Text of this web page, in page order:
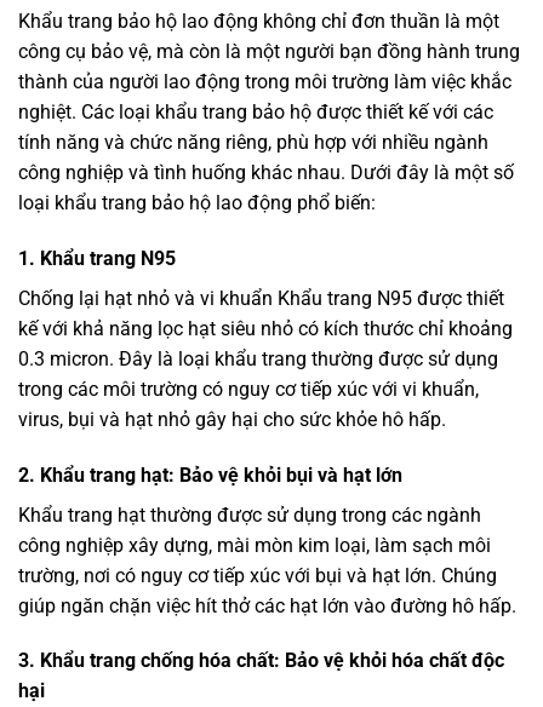
Khẩu trang bảo hộ lao động không chỉ đơn thuần là một
công cụ bảo vệ, mà còn là một người bạn đồng hành trung
thành của người lao động trong môi trường làm việc khắc
nghiệt. Các loại khẩu trang bảo hộ được thiết kế với các
tính năng và chức năng riêng, phù hợp với nhiều ngành
công nghiệp và tình huống khác nhau. Dưới đây là một số
loại khẩu trang bảo hộ lao động phổ biến:
1. Khẩu trang N95
Chống lại hạt nhỏ và vi khuẩn Khẩu trang N95 được thiết
kế với khả năng lọc hạt siêu nhỏ có kích thước chỉ khoảng
0.3 micron. Đây là loại khẩu trang thường được sử dụng
trong các môi trường có nguy cơ tiếp xúc với vi khuẩn,
virus, bụi và hạt nhỏ gây hại cho sức khỏe hô hấp.
2. Khẩu trang hạt: Bảo vệ khỏi bụi và hạt lớn
Khẩu trang hạt thường được sử dụng trong các ngành
công nghiệp xây dựng, mài mòn kim loại, làm sạch môi
trường, nơi có nguy cơ tiếp xúc với bụi và hạt lớn. Chúng
giúp ngăn chặn việc hít thở các hạt lớn vào đường hô hấp.
3. Khẩu trang chống hóa chất: Bảo vệ khỏi hóa chất độc
hại